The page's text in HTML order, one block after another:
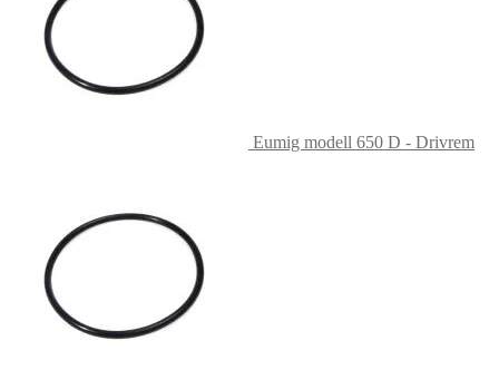
Eumig modell 650 D - Drivrem